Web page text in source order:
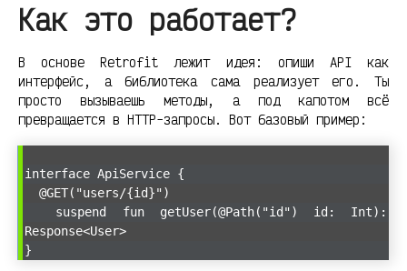
Как это работает?
В основе Retrofit лежит идея: опиши API как
интерфейс, а библиотека сама реализует его. Ты
просто вызываешь методы, а под капотом всё
превращается в HTTP-запросы. Вот базовый пример:
interface ApiService {
@GET("users/{id}")
suspend fun getUser(@Path("id") id: Int):
Response<User>
}